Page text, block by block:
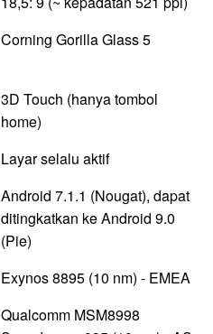
Corning Gorilla Glass 5
3D Touch (hanya tombol
home)
Layar selalu aktif
Android 7.1.1 (Nougat), dapat
ditingkatkan ke Android 9.0
(Pie)
Exynos 8895 (10 nm) - EMEA
Qualcomm MSM8998